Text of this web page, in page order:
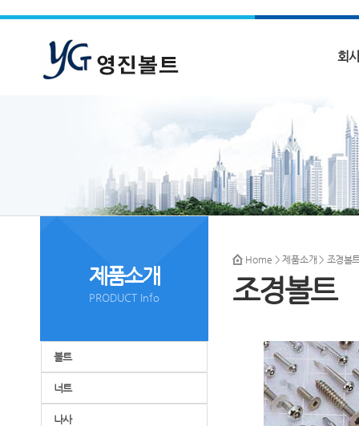
회
제품소개
PRODUCT Info
볼트
너트
나사
Home > 제품소개 > 조경볼
조경볼트